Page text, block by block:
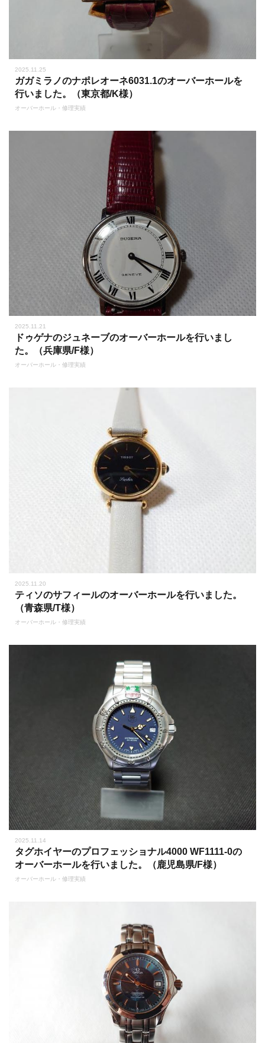
2025.11.25
ガガミラノのナポレオーネ6031.1のオーバーホールを
行いました。（東京都/K様）
オーバーホール・修理実績
2025.11.21
ドゥゲナのジュネーブのオーバーホールを行いまし
た。（兵庫県/F様）
オーバーホール・修理実績
2025.11.20
ティソのサフィールのオーバーホールを行いました。
（青森県/T様）
オーバーホール・修理実績
2025.11.14
タグホイヤーのプロフェッショナル4000 WF1111-0の
オーバーホールを行いました。（鹿児島県/F様）
オーバーホール・修理実績